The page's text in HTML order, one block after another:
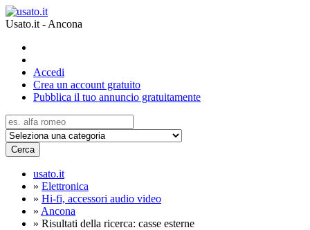
Usato.it - Ancona
Accedi
Crea un account gratuito
Pubblica il tuo annuncio gratuitamente
Cerca
usato.it
» Elettronica
» Hi-fi, accessori audio video
» Ancona
» Risultati della ricerca: casse esterne